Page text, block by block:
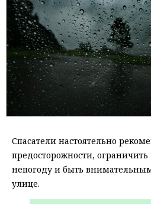
Спасатели настоятельно
предосторожности,
непогоду и быть
улице.